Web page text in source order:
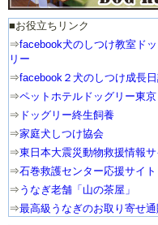
■お役立ちリンク
⇒facebook犬のしつけ教室ド
リー
⇒facebook２犬のしつけ成長
⇒ペットホテルドッグリー東京
⇒ ドッグリー終生飼養
⇒家庭犬しつけ協会
⇒東日本大震災動物救援情報サ
⇒石巻救護センター応援サイト
⇒ うなぎ老舗「山の茶屋」
⇒最高級うなぎのお取り寄せ通